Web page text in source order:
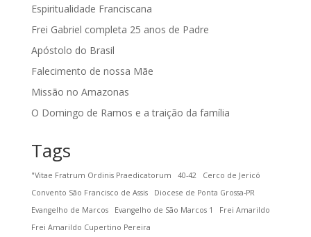
Espiritualidade Franciscana
Frei Gabriel completa 25 anos de Padre
Apóstolo do Brasil
Falecimento de nossa Mãe
Missão no Amazonas
O Domingo de Ramos e a traição da família
Tags
"Vitae Fratrum Ordinis Praedicatorum 40-42
Cerco de Jericó
Convento São Francisco de Assis
Diocese de Ponta Grossa-PR
Evangelho de Marcos
Evangelho de São Marcos 1
Frei Amarildo
Frei Amarildo Cupertino Pereira